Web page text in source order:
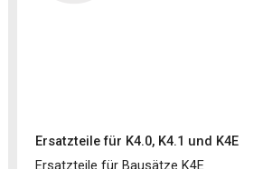
Ersatzteile für K4.0, K4.1 und K4E
Ersatzteile für Bausätze K4E